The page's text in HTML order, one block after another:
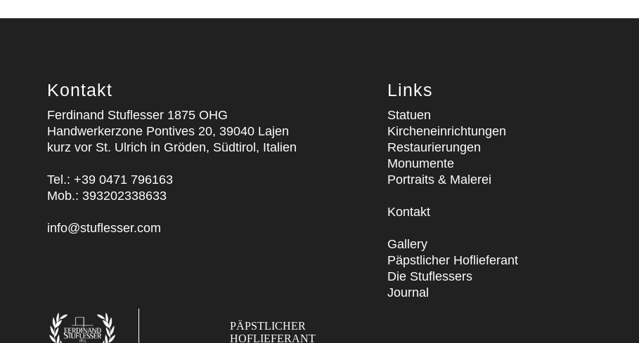
Kontakt
Ferdinand Stuflesser 1875 OHG
Handwerkerzone Pontives 20, 39040 Lajen
kurz vor St. Ulrich in Gröden, Südtirol, Italien
Tel.:+39 0471 796163
Mob.: 393202338633
info@stuflesser.com
PÄPSTLICHER
HOFLIEFERANT
Links
Statuen
Kircheneinrichtungen
Restaurierungen
Monumente
Portraits & Malerei
Kontakt
Gallery
Päpstlicher Hoflieferant
Die Stuflessers
Journal